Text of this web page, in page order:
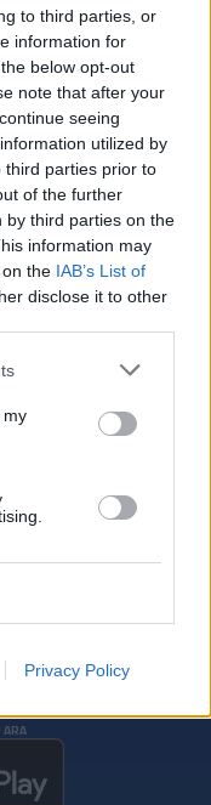
to third parties, or
information for
below opt-out
note that after your
seeing
utilized by
third parties prior to
of the further
by third parties on the
information may
the IAB’s List of
disclose it to other
my
Privacy Policy
la pretemporada
per a l'atac
pel traspàs de
i aconsegueix